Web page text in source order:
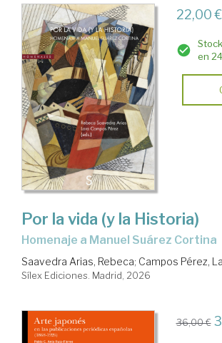
22,00 €
en
Por la vida (y la Historia)
Homenaje a Manuel Suárez Cortina
Saavedra Arias, Rebeca; Campos Pérez,
Sílex Ediciones. Madrid, 2026
36,00 €